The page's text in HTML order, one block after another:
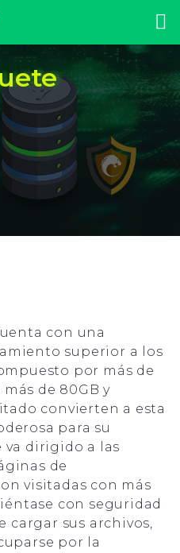
con una
superior a los
por más de
de 80GB y
convierten a esta
para su
va dirigido a las
de
visitadas con más
con seguridad
cargar sus archivos,
por la